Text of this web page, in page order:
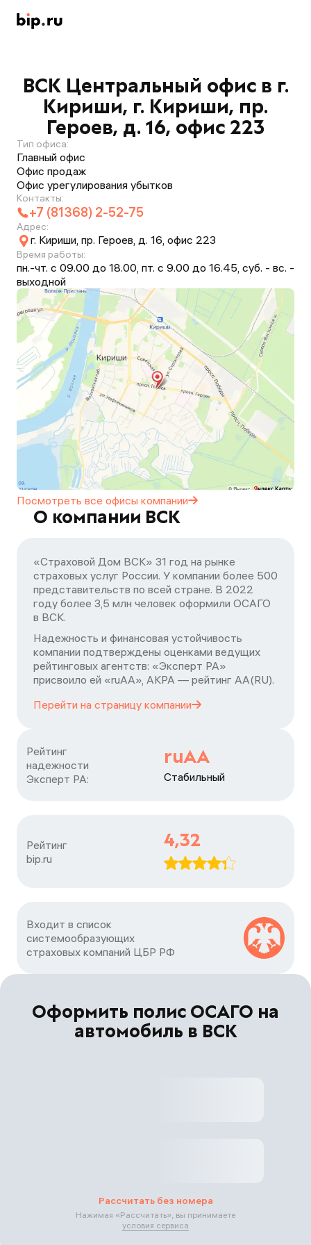
ВСК Центральный офис в г.
Кириши, г. Кириши, пр.
Героев, д. 16, офис 223
Тип офиса:
Главный офис
Офис продаж
Офис урегулирования убытков
Контакты:
+7 (81368) 2-52-75
Адрес:
г. Кириши, пр. Героев, д. 16, офис 223
Время работы:
пн.-чт. с 09.00 до 18.00, пт. с 9.00 до 16.45, суб. - вс. -
выходной
Посмотреть все офисы компании
О компании ВСК
«Страховой Дом ВСК» 31 год на рынке
страховых услуг России. У компании более 500
представительств по всей стране. В 2022
году более 3,5 млн человек оформили ОСАГО
в ВСК.
Надежность и финансовая устойчивость
компании подтверждены оценками ведущих
рейтинговых агентств: «Эксперт РА»
присвоило ей «ruAA», АКРА — рейтинг АА(RU).
Перейти на страницу компании
Рейтинг
надежности
Эксперт РА:
ruAA
Стабильный
Рейтинг
bip.ru
4,32
Входит в список
системообразующих
страховых компаний ЦБP РФ
Оформить полис ОСАГО на
автомобиль в ВСК
Рассчитать без номера
Нажимая «Рассчитать», вы принимаете
условия сервиса